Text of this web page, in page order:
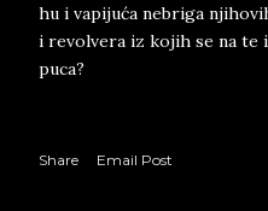
hu i va­pi­juća ne­bri­ga
i re­vol­ve­ra iz ko­jih se na te
puca?
Share Email Post